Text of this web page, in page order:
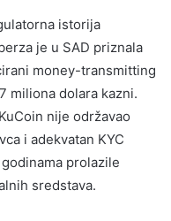
istorija
je u SAD priznala
money-transmitting
miliona dolara kazni.
nije održavao
i adekvatan KYC
prolazile
sredstava.